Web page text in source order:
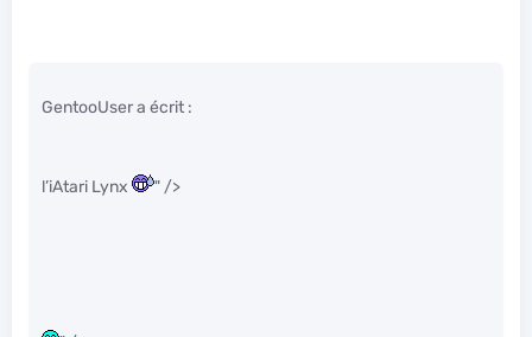
GentooUser a écrit :
l’iAtari Lynx " />